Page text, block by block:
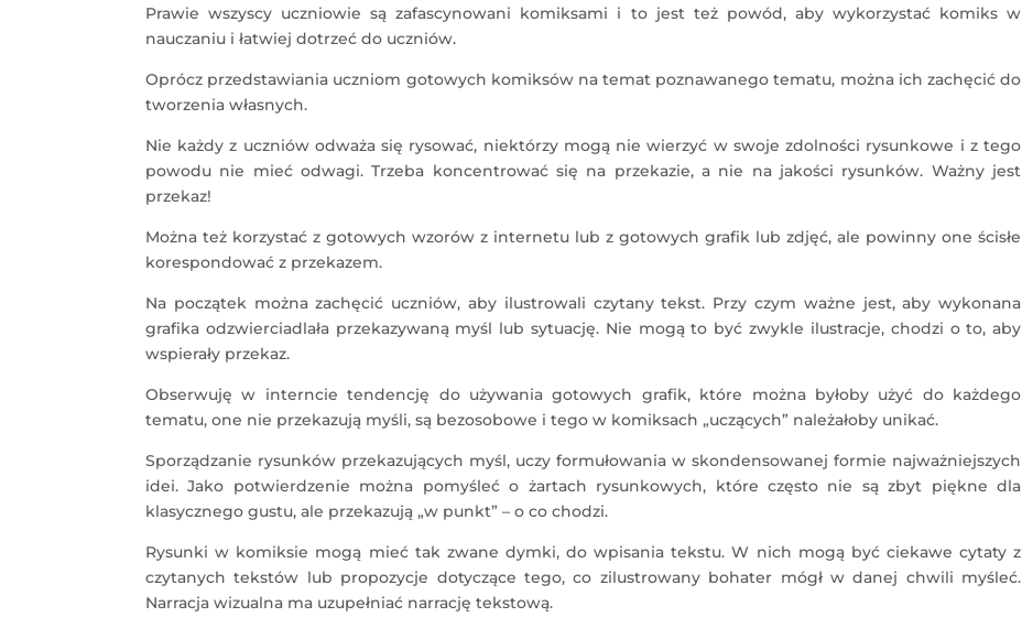
Prawie wszyscy uczniowie są zafascynowani komiksami i to jest też powód, aby wykorzystać komiks w
nauczaniu i łatwiej dotrzeć do uczniów.
Oprócz przedstawiania uczniom gotowych komiksów na temat poznawanego tematu, można ich zachęcić do
tworzenia własnych.
Nie każdy z uczniów odważa się rysować, niektórzy mogą nie wierzyć w swoje zdolności rysunkowe i z tego
powodu nie mieć odwagi. Trzeba koncentrować się na przekazie, a nie na jakości rysunków. Ważny jest
przekaz!
Można też korzystać z gotowych wzorów z internetu lub z gotowych grafik lub zdjęć, ale powinny one ścisłe
korespondować z przekazem.
Na początek można zachęcić uczniów, aby ilustrowali czytany tekst. Przy czym ważne jest, aby wykonana
grafika odzwierciadlała przekazywaną myśl lub sytuację. Nie mogą to być zwykle ilustracje, chodzi o to, aby
wspierały przekaz.
Obserwuję w interncie tendencję do używania gotowych grafik, które można byłoby użyć do każdego
tematu, one nie przekazują myśli, są bezosobowe i tego w komiksach „uczących” należałoby unikać.
Sporządzanie rysunków przekazujących myśl, uczy formułowania w skondensowanej formie najważniejszych
idei. Jako potwierdzenie można pomyśleć o żartach rysunkowych, które często nie są zbyt piękne dla
klasycznego gustu, ale przekazują „w punkt” – o co chodzi.
Rysunki w komiksie mogą mieć tak zwane dymki, do wpisania tekstu. W nich mogą być ciekawe cytaty z
czytanych tekstów lub propozycje dotyczące tego, co zilustrowany bohater mógł w danej chwili myśleć.
Narracja wizualna ma uzupełniać narrację tekstową.